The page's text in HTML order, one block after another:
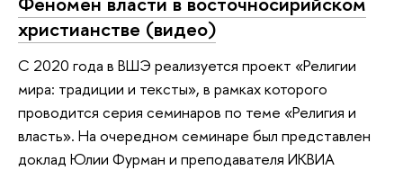
христианстве (видео)
С 2020 года в ВШЭ реализуется проект «Религии
мира: традиции и тексты», в рамках которого
проводится серия семинаров по теме «Религия и
власть». На очередном семинаре был представлен
доклад Юлии Фурман и преподавателя ИКВИА